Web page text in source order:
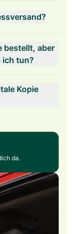
bestellt, aber
ich tun?
Kopie
da.